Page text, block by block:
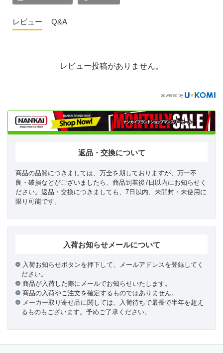
レビュー Q&A
レビュー投稿がありません。
返品・交換について
商品の品質につきましては、万全を期しておりますが、万一不
良・破損などがございましたら、商品到着後7日以内にお知らせく
ださい。返品・交換につきましても、7日以内、未開封・未使用に
限り可能です。
入荷お知らせメールについて
入荷お知らせボタンを押下して、メールアドレスを登録してく
ださい。
商品が入荷した際にメールでお知らせいたします。
商品の入荷やご注文を確定するものではありません。
メーカー取り寄せ品に関しては、入荷待ちで最長で半年を超え
るものもございます。予めご了承ください。